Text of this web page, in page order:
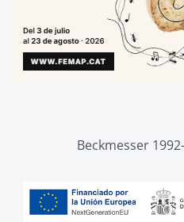
Beckmesser